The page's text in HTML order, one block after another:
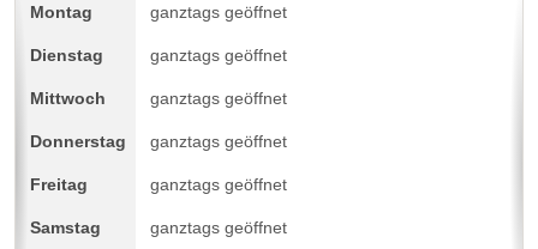
ganztags geöffnet
ganztags geöffnet
ganztags geöffnet
ganztags geöffnet
ganztags geöffnet
ganztags geöffnet